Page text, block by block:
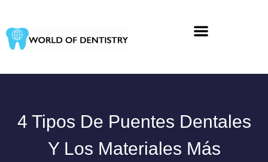
contenido
4 Tipos De Puentes Dentales
Y Los Materiales Más